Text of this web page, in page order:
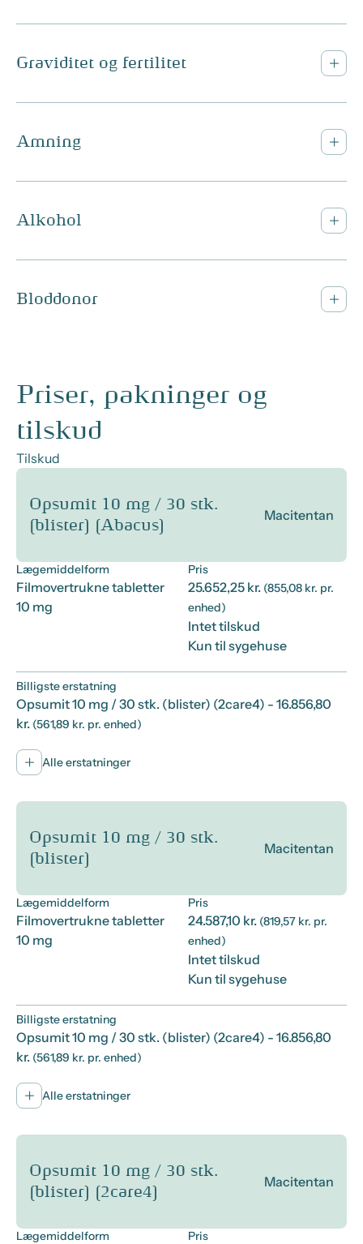
Graviditet og fertilitet
Amning
Alkohol
Bloddonor
Priser, pakninger og
tilskud
Tilskud
Opsumit 10 mg / 30 stk.
(blister) (Abacus)
Macitentan
Lægemiddelform
Filmovertrukne tabletter
10 mg
Pris
25.652,25 kr. (855,08 kr. pr.
enhed)
Intet tilskud
Kun til sygehuse
Billigste erstatning
Opsumit 10 mg / 30 stk. (blister) (2care4) - 16.856,80
kr. (561,89 kr. pr. enhed)
Alle erstatninger
Opsumit 10 mg / 30 stk.
(blister)
Macitentan
Lægemiddelform
Filmovertrukne tabletter
10 mg
Pris
24.587,10 kr. (819,57 kr. pr.
enhed)
Intet tilskud
Kun til sygehuse
Billigste erstatning
Opsumit 10 mg / 30 stk. (blister) (2care4) - 16.856,80
kr. (561,89 kr. pr. enhed)
Alle erstatninger
Opsumit 10 mg / 30 stk.
(blister) (2care4)
Macitentan
Lægemiddelform Pris